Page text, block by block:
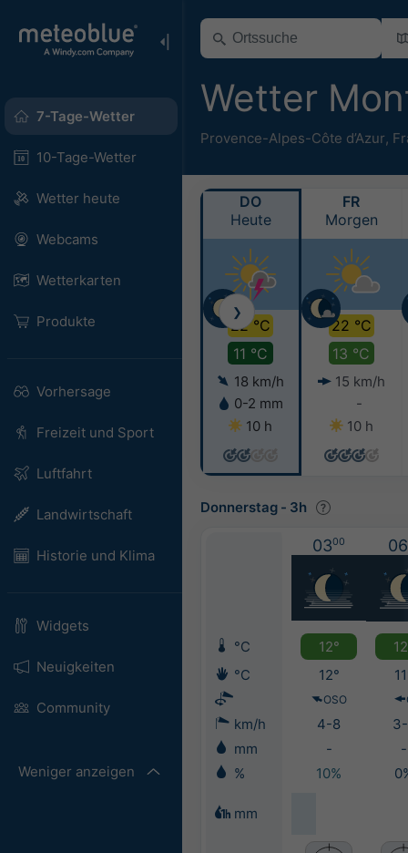
7-Tage-Wetter
10-Tage-Wetter
Wetter heute
Webcams
Wetterkarten
Produkte
Vorhersage
Freizeit und Sport
Luftfahrt
Landwirtschaft
Historie und Klima
Widgets
Neuigkeiten
Community
Weniger anzeigen
Wetter
Provence-Alpes-Côte d’Azur,
DO
Heute
22 °C
11 °C
18 km/h
0-2 mm
10 h
FR
Morgen
22 °C
13 °C
15 km/h
-
10 h
❯
Donnerstag - 3h
0300 06
°C 12°
°C
12°
OSO
km/h 4-8
mm
- -
%
10%
mm